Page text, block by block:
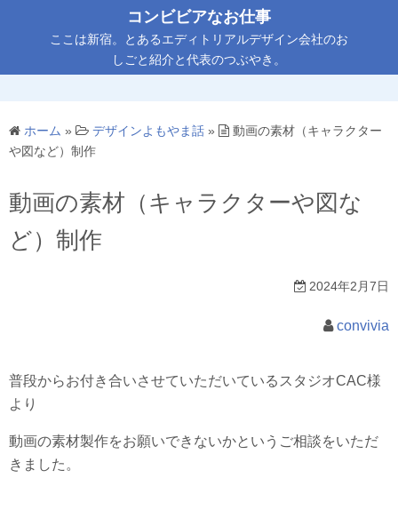
ン
へ
ス
ッ
コンビビアなお仕事
ここは新宿。とあるエディトリアルデザイン会社のお
しごと紹介と代表のつぶやき。
ホーム » デザインよもやま話 »
動画の素材（キャラクター
や図など）制作
動画の素材（キャラクターや図な
ど）制作
2024年2月7日
convivia
普段からお付き合いさせていただいているスタジオCAC様
より
動画の素材製作をお願いできないかというご相談をいただ
きました。